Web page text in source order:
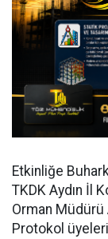
Etkinliğe
TKDK Aydın İl
Orman Müdürü
Protokol